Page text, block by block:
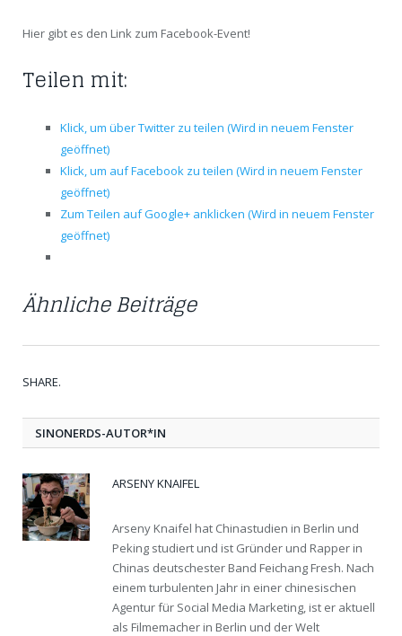
Hier gibt es den Link zum Facebook-Event!
Teilen mit:
Klick, um über Twitter zu teilen (Wird in neuem Fenster
geöffnet)
Klick, um auf Facebook zu teilen (Wird in neuem Fenster
geöffnet)
Zum Teilen auf Google+ anklicken (Wird in neuem Fenster
geöffnet)
Ähnliche Beiträge
SHARE.
SINONERDS-AUTOR*IN
ARSENY KNAIFEL
Arseny Knaifel hat Chinastudien in Berlin und
Peking studiert und ist Gründer und Rapper in
Chinas deutschester Band Feichang Fresh. Nach
einem turbulenten Jahr in einer chinesischen
Agentur für Social Media Marketing, ist er aktuell
als Filmemacher in Berlin und der Welt